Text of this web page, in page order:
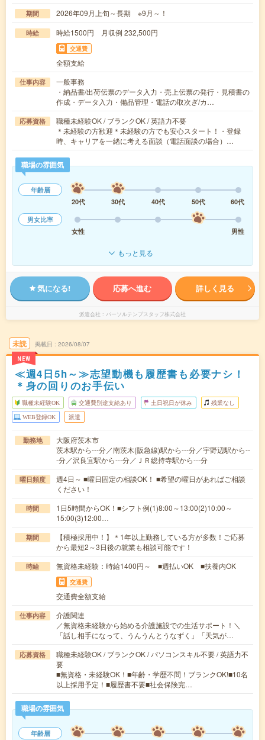
期間 2026年09月上旬～長期 ※9月～！
時給 時給1500円 月収例 232,500円
交通費
全額支給
仕事内容
一般事務
・納品書/出荷伝票のデータ入力・売上伝票の発行・見積書の
作成・データ入力・備品管理・電話の取次ぎ/カ…
応募資格
職種未経験OK / ブランクOK / 英語力不要
＊未経験の方歓迎＊未経験の方でも安心スタート！・登録
時、キャリアを一緒に考える面談（電話面談の場合）…
職場の雰囲気
年齢層
20代
30代 40代 50代
60代
男女比率
女性
男性
もっと見る
気になる! 応募へ進む 詳しく見る
派遣会社 パーソルテンプスタッフ株式会社
未読
NEW
掲載日 2026/08/07
≪週4日5h～≫志望動機も履歴書も必要ナシ！
＊身の回りのお手伝い
職種未経験OK 交通費別途支給あり 土日祝日が休み 残業なし
WEB登録OK 派遣
勤務地
大阪府茨木市
茨木駅から---分／南茨木(阪急線)駅から---分／宇野辺駅から--
-分／沢良宜駅から---分／ＪＲ総持寺駅から---分
曜日頻度
週4日～ ■曜日固定の相談OK！ ■希望の曜日があればご相談
ください！
時間
1日5時間からOK！■シフト例(1)8:00～13:00(2)10:00～
15:00(3)12:00…
期間
【積極採用中！】＊1年以上勤務している方が多数！ご応募
から最短2～3日後の就業も相談可能です！
時給 無資格未経験：時給1400円～ ■週払いOK ■扶養内OK
交通費
交通費全額支給
仕事内容
介護関連
／無資格未経験から始める介護施設での生活サポート！＼
「話し相手になって、うんうんとうなずく」「天気が…
応募資格
職種未経験OK / ブランクOK / パソコンスキル不要 / 英語力不
要
■無資格・未経験OK！■年齢・学歴不問！ブランクOK!■10名
以上採用予定！■履歴書不要■社会保険完…
職場の雰囲気
年齢層